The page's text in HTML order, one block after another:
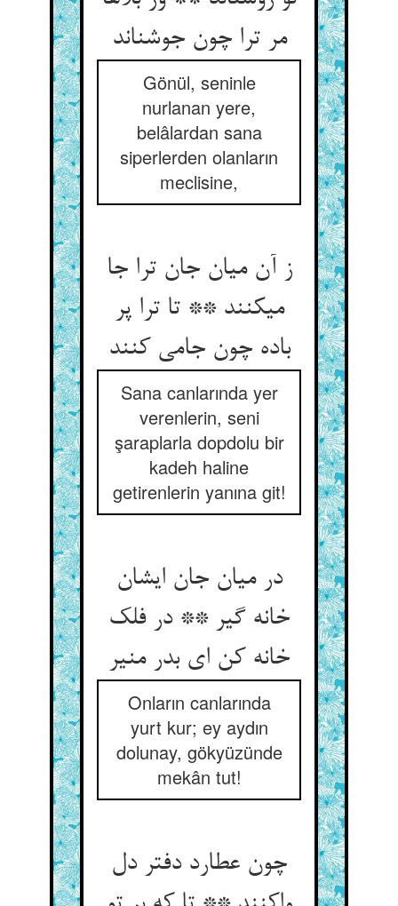
مر ترا چون جوشن‏اند
Gönül, seninle
nurlanan yere,
belâlardan sana
siperlerden olanların
meclisine,
ز آن میان جان ترا جا
می‏کنند ** تا ترا پر
باده چون جامی کنند
Sana canlarında yer
verenlerin, seni
şaraplarla dopdolu bir
kadeh haline
getirenlerin yanına git!
در میان جان ایشان
خانه گیر ** در فلک
خانه کن ای بدر منیر
Onların canlarında
yurt kur; ey aydın
dolunay, gökyüzünde
mekân tut!
چون عطارد دفتر دل